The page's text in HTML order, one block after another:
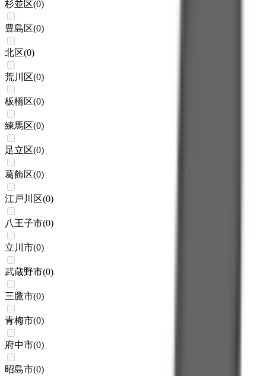
杉並区(0)
豊島区(0)
北区(0)
荒川区(0)
板橋区(0)
練馬区(0)
足立区(0)
葛飾区(0)
江戸川区(0)
八王子市(0)
立川市(0)
武蔵野市(0)
三鷹市(0)
青梅市(0)
府中市(0)
昭島市(0)